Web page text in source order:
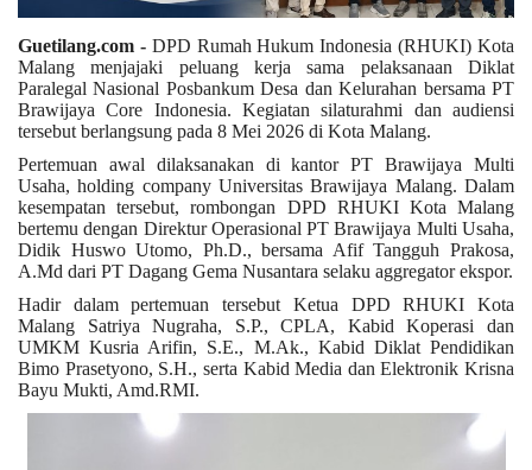
Pendidikan
Informasi Journalism
Olahraga
Kesehatan
Layanan Publik
Perempuan/Anak
Guetilang.com -DPD Rumah Hukum Indonesia (RHUKI) Kota
Malang menjajaki peluang kerja sama pelaksanaan Diklat
Paralegal Nasional Posbankum Desa dan Kelurahan bersama PT
Brawijaya Core Indonesia. Kegiatan silaturahmi dan audiensi
tersebut berlangsung pada 8 Mei 2026 di Kota Malang.
Pertemuan awal dilaksanakan di kantor PT Brawijaya Multi
Usaha, holding company Universitas Brawijaya Malang. Dalam
kesempatan tersebut, rombongan DPD RHUKI Kota Malang
bertemu dengan Direktur Operasional PT Brawijaya Multi Usaha,
Didik Huswo Utomo, Ph.D., bersama Afif Tangguh Prakosa,
A.Md dari PT Dagang Gema Nusantara selaku aggregator ekspor.
Hadir dalam pertemuan tersebut Ketua DPD RHUKI Kota
Malang Satriya Nugraha, S.P., CPLA, Kabid Koperasi dan
UMKM Kusria Arifin, S.E., M.Ak., Kabid Diklat Pendidikan
Bimo Prasetyono, S.H., serta Kabid Media dan Elektronik Krisna
Bayu Mukti, Amd.RMI.